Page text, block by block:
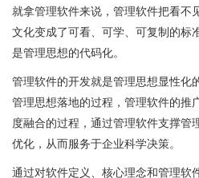
就拿管理软件来说，管理软件把看不
文化变成了可看、可学、可复制的标
是管理思想的代码化。
管理软件的开发就是管理思想显性化
管理思想落地的过程，管理软件的推
度融合的过程，通过管理软件支撑管
优化，从而服务于企业科学决策。
通过对软件定义、核心理念和管理软